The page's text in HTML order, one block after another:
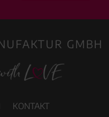
GMBH
KONTAKT